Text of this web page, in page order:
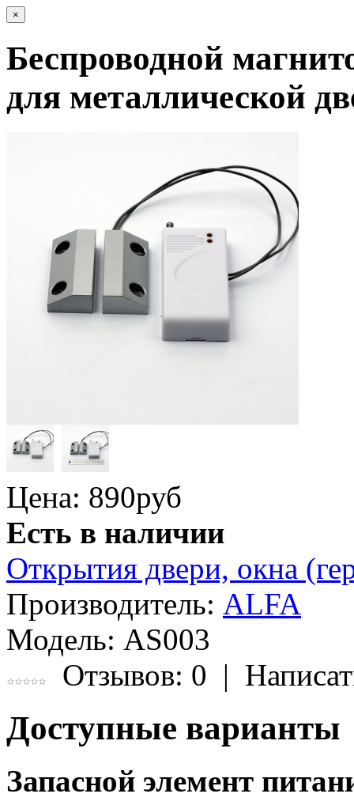
×
Беспроводной
для металлической
Цена: 890руб
Есть в наличии
Открытия двери, окна
Производитель: ALFA
Модель: AS003
Отзывов: 0 |
Доступные варианты
Запасной элемент